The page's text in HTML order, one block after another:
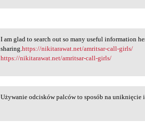
I am glad to search out so
I am glad to search out so many useful information
sharing.https://nikitarawat.net/amritsar-call-girls/
https://nikitarawat.net/amritsar-call-girls/
Używanie odcisków palców to
Używanie odcisków palców to sposób na uniknięcie